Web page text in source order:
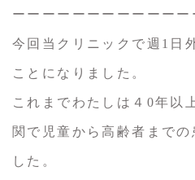
ーーーーーーーーーーーー
今回当クリニックで週1日
ことになりました。
これまでわたしは４0年以
関で児童から高齢者までの
した。